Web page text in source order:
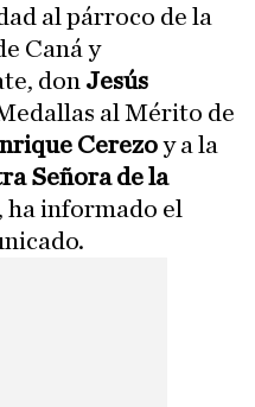
al párroco de la
Caná y
don Jesús
al Mérito de
Cerezoy a la
Señora de la
ha informado el